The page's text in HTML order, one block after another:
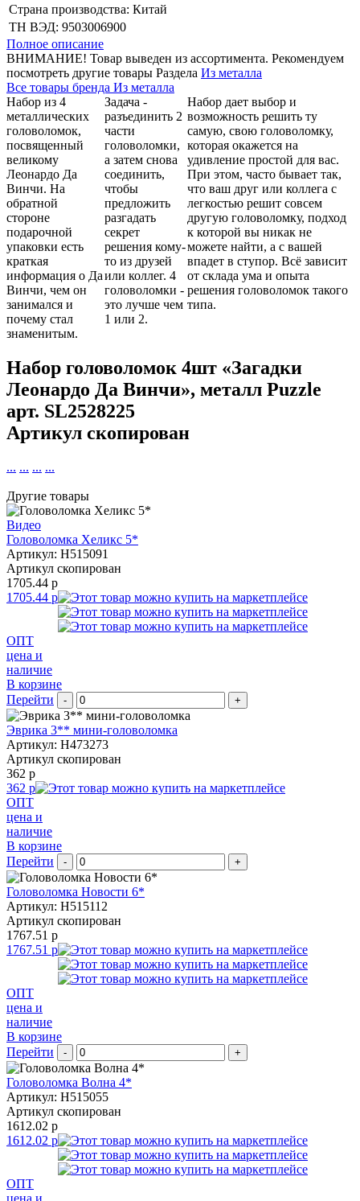
Страна производства: Китай
ТН ВЭД: 9503006900
Полное описание
ВНИМАНИЕ! Товар выведен из ассортимента. Рекомендуем
посмотреть другие товары Раздела Из металла
Все товары бренда Из металла
Набор из 4
металлических
головоломок,
посвященный
великому
Леонардо Да
Винчи. На
обратной
стороне
подарочной
упаковки есть
краткая
информация о Да
Винчи, чем он
занимался и
почему стал
знаменитым.
Задача -
разъединить 2
части
головоломки,
а затем снова
соединить,
чтобы
предложить
разгадать
секрет
решения кому-
то из друзей
или коллег. 4
головоломки -
это лучше чем
1 или 2.
Набор дает выбор и
возможность решить ту
самую, свою головоломку,
которая окажется на
удивление простой для вас.
При этом, часто бывает так,
что ваш друг или коллега с
легкостью решит совсем
другую головоломку, подход
к которой вы никак не
можете найти, а с вашей
впадет в ступор. Всё зависит
от склада ума и опыта
решения головоломок такого
типа.
Набор головоломок 4шт «Загадки
Леонардо Да Винчи», металл Puzzle
арт. SL2528225
Артикул скопирован
... ... ... ...
Другие товары
Видео
Головоломка Хеликс 5*
Артикул: H515091
Артикул скопирован
1705.44 р
1705.44 р
ОПТ
цена и
наличие
В корзине
Перейти
- +
Эврика 3** мини-головоломка
Артикул: H473273
Артикул скопирован
362 р
362 р
ОПТ
цена и
наличие
В корзине
Перейти
- +
Головоломка Новости 6*
Артикул: H515112
Артикул скопирован
1767.51 р
1767.51 р
ОПТ
цена и
наличие
В корзине
Перейти
- +
Головоломка Волна 4*
Артикул: H515055
Артикул скопирован
1612.02 р
1612.02 р
ОПТ
цена и